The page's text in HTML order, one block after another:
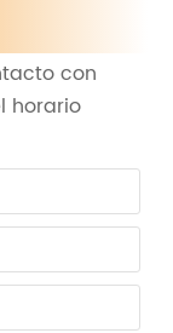
con
horario